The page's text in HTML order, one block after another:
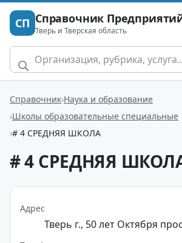
СП Справочник
Тверь и Тверская область
Справочник Наука и образование
Школы образовательные специальные
# 4 СРЕДНЯЯ ШКОЛА
# 4 СРЕДНЯЯ
Адрес
Тверь г., 50 лет Октября